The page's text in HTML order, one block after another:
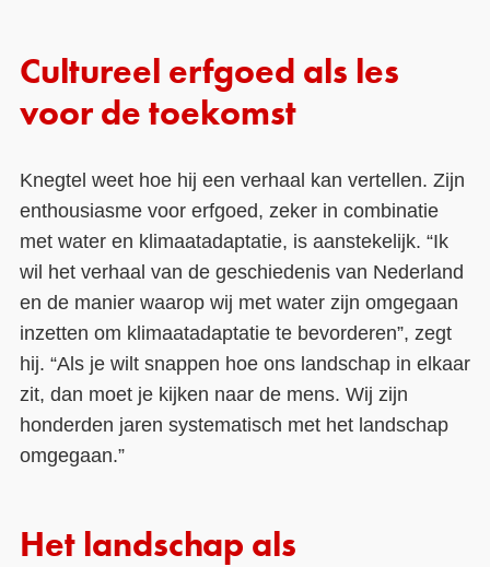
Cultureel erfgoed als les
voor de toekomst
Knegtel weet hoe hij een verhaal kan vertellen. Zijn
enthousiasme voor erfgoed, zeker in combinatie
met water en klimaatadaptatie, is aanstekelijk. “Ik
wil het verhaal van de geschiedenis van Nederland
en de manier waarop wij met water zijn omgegaan
inzetten om klimaatadaptatie te bevorderen”, zegt
hij. “Als je wilt snappen hoe ons landschap in elkaar
zit, dan moet je kijken naar de mens. Wij zijn
honderden jaren systematisch met het landschap
omgegaan.”
Het landschap als